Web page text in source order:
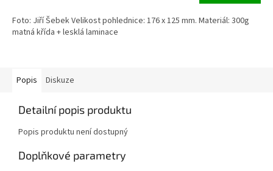
Foto: Jiří Šebek Velikost pohlednice: 176 x 125 mm. Materiál: 300g
matná křída + lesklá laminace
Popis Diskuze
Detailní popis produktu
Popis produktu není dostupný
Doplňkové parametry